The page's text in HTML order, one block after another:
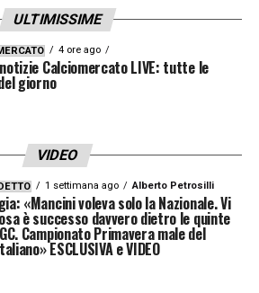
per tutti e due.
NOSTRE TOP NEWS
ULTIMISSIME
4 ore ago
Calciomercato LIVE: tutte le
giorno
VIDEO
1 settimana ago Alberto Petrosilli
«Mancini voleva solo la Nazionale. Vi
è successo davvero dietro le quinte
Campionato Primavera male del
ESCLUSIVA e VIDEO